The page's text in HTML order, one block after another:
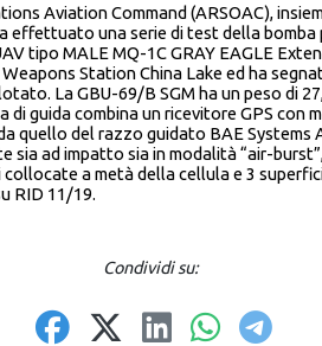
Aviation Command (ARSOAC),
effettuato una serie di test della
tipo MALE MQ-1C GRAY EAGLE
Station China Lake ed ha
La GBU-69/B SGM ha un peso di
di guida combina un ricevitore GPS
quello del razzo guidato BAE Systems
sia ad impatto sia in modalità “air-
a metà della cellula e 3
RID 11/19.
Condividi su: